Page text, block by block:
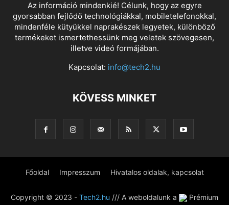
Az információ mindenkié! Célunk, hogy az egyre
gyorsabban fejlődő technológiákkal, mobiletelefonokkal,
mindenféle kütyükkel naprakészek legyetek, különböző
termékeket ismertethessünk meg veletek szövegesen,
illetve videó formájában.
Kapcsolat: info@tech2.hu
KÖVESS MINKET
Főoldal Impresszum Hivatalos oldalak, kapcsolat
Copyright © 2023 - Tech2.hu /// A weboldalunk a
Prémium